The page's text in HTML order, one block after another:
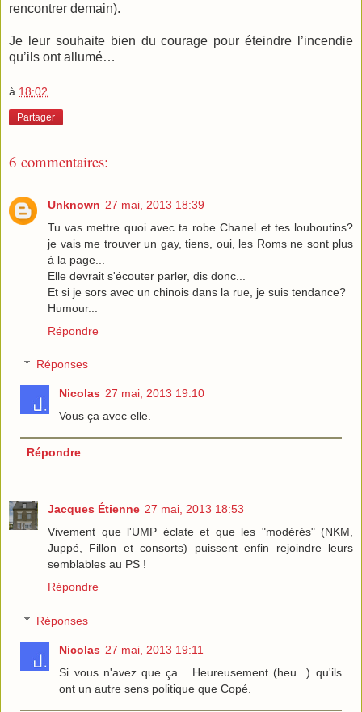
rencontrer demain).
Je leur souhaite bien du courage pour éteindre l’incendie
qu’ils ont allumé…
à 18:02
Partager
6 commentaires:
Unknown 27 mai, 2013 18:39
Tu vas mettre quoi avec ta robe Chanel et tes louboutins?
je vais me trouver un gay, tiens, oui, les Roms ne sont plus
à la page...
Elle devrait s'écouter parler, dis donc...
Et si je sors avec un chinois dans la rue, je suis tendance?
Humour...
Répondre
Réponses
Nicolas 27 mai, 2013 19:10
Vous ça avec elle.
Répondre
Jacques Étienne 27 mai, 2013 18:53
Vivement que l'UMP éclate et que les "modérés" (NKM,
Juppé, Fillon et consorts) puissent enfin rejoindre leurs
semblables au PS !
Répondre
Réponses
Nicolas 27 mai, 2013 19:11
Si vous n'avez que ça... Heureusement (heu...) qu'ils
ont un autre sens politique que Copé.